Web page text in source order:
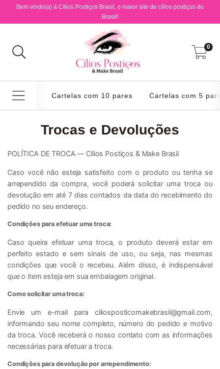
Bem vindo(a) á Cílios Postiços Brasil, o maior site de cílios postiços do
Brasil!
0
Cartelas com 10 pares Cartelas com 5
Trocas e Devoluções
POLÍTICA DE TROCA — Cílios Postiços & Make Brasil
Caso você não esteja satisfeito com o produto ou tenha se
arrependido da compra, você poderá solicitar uma troca ou
devolução em até 7 dias contados da data do recebimento do
pedido no seu endereço.
Condições para efetuar uma troca:
Caso queira efetuar uma troca, o produto deverá estar em
perfeito estado e sem sinais de uso, ou seja, nas mesmas
condições que você o recebeu. Além disso, é indispensável
que o item esteja em sua embalagem original.
Como solicitar uma troca:
Envie um e-mail para ciliosposticomakebrasil@gmail.com,
informando seu nome completo, número do pedido e motivo
da troca. Você receberá o nosso contato com as informações
necessárias para efetuar a troca.
Condições para devolução por arrependimento: